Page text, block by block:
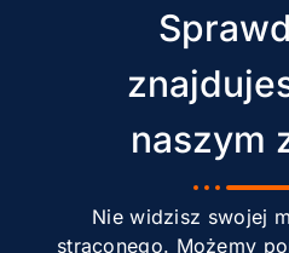
naszym
Nie widzisz swojej
straconego. Możemy